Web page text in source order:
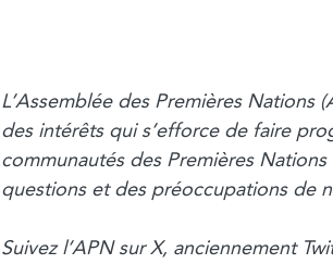
L’Assemblée des Premières
des intérêts qui s’efforce de faire
communautés des Premières
questions et des préoccupations de
Suivez l’APN sur X, anciennement